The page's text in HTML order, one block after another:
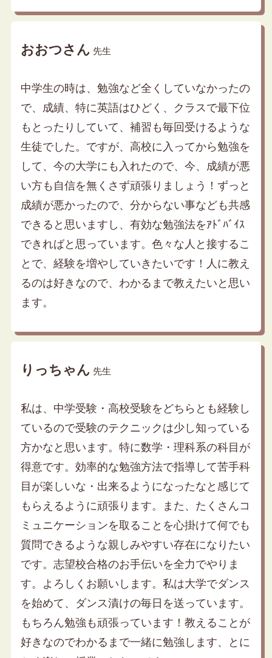
おおつさん 先生
中学生の時は、勉強など全くしていなかったの
で、成績、特に英語はひどく、クラスで最下位
もとったりしていて、補習も毎回受けるような
生徒でした。ですが、高校に入ってから勉強を
して、今の大学にも入れたので、今、成績が悪
い方も自信を無くさず頑張りましょう！ずっと
成績が悪かったので、分からない事なども共感
できると思いますし、有効な勉強法をｱﾄﾞﾊﾞｲｽ
できればと思っています。色々な人と接するこ
とで、経験を増やしていきたいです！人に教え
るのは好きなので、わかるまで教えたいと思い
ます。
りっちゃん 先生
私は、中学受験・高校受験をどちらとも経験し
ているので受験のテクニックは少し知っている
方かなと思います。特に数学・理科系の科目が
得意です。効率的な勉強方法で指導して苦手科
目が楽しいな・出来るようになったなと感じて
もらえるように頑張ります。また、たくさんコ
ミュニケーションを取ることを心掛けて何でも
質問できるような親しみやすい存在になりたい
です。志望校合格のお手伝いを全力でやりま
す。よろしくお願いします。私は大学でダンス
を始めて、ダンス漬けの毎日を送っています。
もちろん勉強も頑張っています！教えることが
好きなのでわかるまで一緒に勉強します、とに